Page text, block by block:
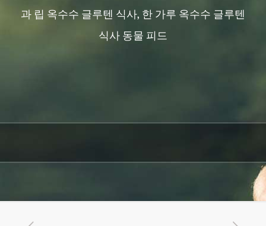
과 립 옥수수 글루텐 식사, 한 가루 옥수수 글루텐
식사 동물 피드